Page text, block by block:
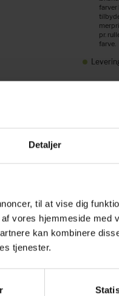
Detaljer
til at vise dig
vores hjemmeside med
kan kombinere
tjenester.
farver
pr.
farve.
Bonrulle med 1
logo tryk, 80 x 80 x
farver kan dette
merpris på 1 kr. pr.
farve.
Stk. pr. kasse